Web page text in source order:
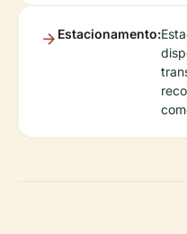
Estacionamento: